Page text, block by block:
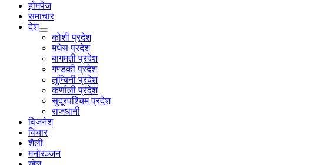
होमपेज
समाचार
देश
कोशी प्रदेश
मधेस प्रदेश
बागमती प्रदेश
गण्डकी प्रदेश
लुम्बिनी प्रदेश
कर्णाली प्रदेश
सुदूरपश्चिम प्रदेश
राजधानी
विजनेश
विचार
शैली
मनोरञ्जन